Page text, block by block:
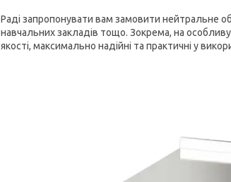
Раді запропонувати вам замовити нейтральне
навчальних закладів тощо. Зокрема, на особливу
якості, максимально надійні та практичні у